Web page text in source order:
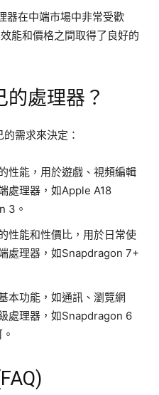
器在中端市場中非常受歡
能和價格之間取得了良好的
處理器？
需求來決定：
性能，用於遊戲、視頻編輯
處理器，如Apple A18
3。
性能和性價比，用於日常使
處理器，如Snapdragon 7+
本功能，如通訊、瀏覽網
處理器，如Snapdragon 6